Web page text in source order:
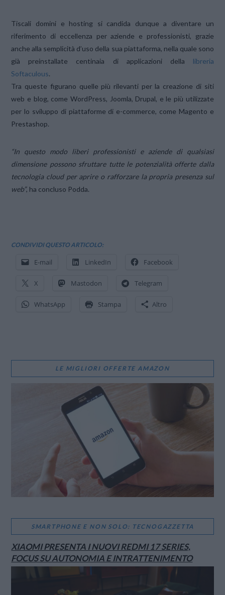
Tiscali domini e hosting si candida dunque a diventare un
riferimento di eccellenza per aziende e professionisti, grazie
anche alla semplicità d’uso della sua piattaforma, nella quale sono
già preinstallate centinaia di applicazioni della libreria
Softaculous.
Tra queste figurano quelle più rilevanti per la creazione di siti
web e blog, come WordPress, Joomla, Drupal, e le più utilizzate
per lo sviluppo di piattaforme di e-commerce, come Magento e
Prestashop.
“In questo modo liberi professionisti e aziende di qualsiasi
dimensione possono sfruttare tutte le potenzialità offerte dalla
tecnologia cloud per aprire o rafforzare la propria presenza sul
web”, ha concluso Podda.
CONDIVIDI QUESTO ARTICOLO:
E-mail LinkedIn Facebook
X Mastodon Telegram
WhatsApp Stampa Altro
LE MIGLIORI OFFERTE AMAZON
SMARTPHONE E NON SOLO: TECNOGAZZETTA
XIAOMI PRESENTA I NUOVI REDMI 17 SERIES,
FOCUS SU AUTONOMIA E INTRATTENIMENTO